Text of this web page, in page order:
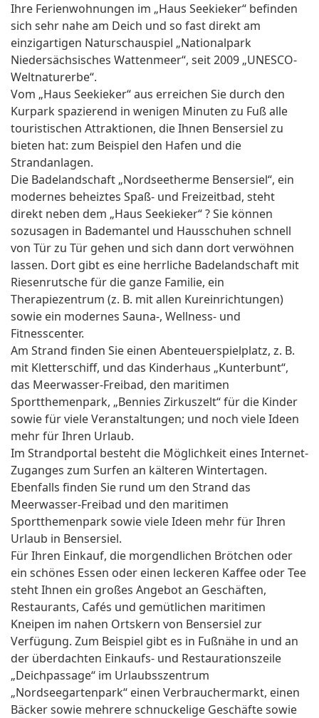
Ihre Ferienwohnungen im „Haus Seekieker“ befinden
sich sehr nahe am Deich und so fast direkt am
einzigartigen Naturschauspiel „Nationalpark
Niedersächsisches Wattenmeer“, seit 2009 „UNESCO-
Weltnaturerbe“.
Vom „Haus Seekieker“ aus erreichen Sie durch den
Kurpark spazierend in wenigen Minuten zu Fuß alle
touristischen Attraktionen, die Ihnen Bensersiel zu
bieten hat: zum Beispiel den Hafen und die
Strandanlagen.
Die Badelandschaft „Nordseetherme Bensersiel“, ein
modernes beheiztes Spaß- und Freizeitbad, steht
direkt neben dem „Haus Seekieker“ ? Sie können
sozusagen in Bademantel und Hausschuhen schnell
von Tür zu Tür gehen und sich dann dort verwöhnen
lassen. Dort gibt es eine herrliche Badelandschaft mit
Riesenrutsche für die ganze Familie, ein
Therapiezentrum (z. B. mit allen Kureinrichtungen)
sowie ein modernes Sauna-, Wellness- und
Fitnesscenter.
Am Strand finden Sie einen Abenteuerspielplatz, z. B.
mit Kletterschiff, und das Kinderhaus „Kunterbunt“,
das Meerwasser-Freibad, den maritimen
Sportthemenpark, „Bennies Zirkuszelt“ für die Kinder
sowie für viele Veranstaltungen; und noch viele Ideen
mehr für Ihren Urlaub.
Im Strandportal besteht die Möglichkeit eines Internet-
Zuganges zum Surfen an kälteren Wintertagen.
Ebenfalls finden Sie rund um den Strand das
Meerwasser-Freibad und den maritimen
Sportthemenpark sowie viele Ideen mehr für Ihren
Urlaub in Bensersiel.
Für Ihren Einkauf, die morgendlichen Brötchen oder
ein schönes Essen oder einen leckeren Kaffee oder Tee
steht Ihnen ein großes Angebot an Geschäften,
Restaurants, Cafés und gemütlichen maritimen
Kneipen im nahen Ortskern von Bensersiel zur
Verfügung. Zum Beispiel gibt es in Fußnähe in und an
der überdachten Einkaufs- und Restaurationszeile
„Deichpassage“ im Urlaubsszentrum
„Nordseegartenpark“ einen Verbrauchermarkt, einen
Bäcker sowie mehrere schnuckelige Geschäfte sowie